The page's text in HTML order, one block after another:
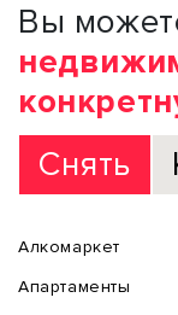
Вы
Снять
Алкомаркет
Апартаменты